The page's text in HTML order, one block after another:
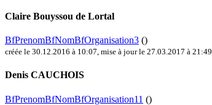
Claire Bouyssou de Lortal
BfPrenomBfNomBfOrganisation3 ()
créée le 30.12.2016 à 10:07, mise à jour le 27.03.2017 à 21:49
Denis CAUCHOIS
BfPrenomBfNomBfOrganisation11 ()